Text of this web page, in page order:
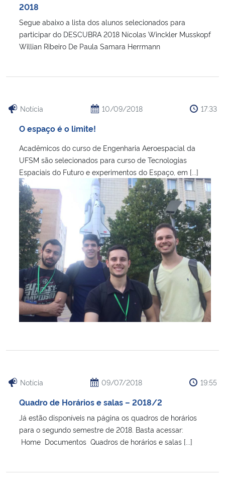
2018
Segue abaixo a lista dos alunos selecionados para
participar do DESCUBRA 2018 Nícolas Winckler Musskopf
Willian Ribeiro De Paula Samara Herrmann
Notícia 10/09/2018 17:33
O espaço é o limite!
Acadêmicos do curso de Engenharia Aeroespacial da
UFSM são selecionados para curso de Tecnologias
Espaciais do Futuro e experimentos do Espaço, em [...]
Notícia 09/07/2018 19:55
Quadro de Horários e salas – 2018/2
Já estão disponíveis na página os quadros de horários
para o segundo semestre de 2018. Basta acessar:
Home Documentos Quadros de horários e salas [...]